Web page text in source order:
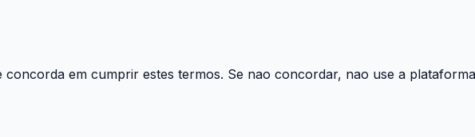
em cumprir estes termos. Se nao concordar, nao use a